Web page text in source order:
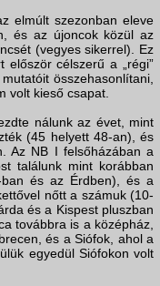
elmúlt szezonban eleve
és az újoncok közül az
(vegyes sikerrel). Ez
célszerű a „régi”
összehasonlítani,
volt kieső csapat.
nálunk az évet, mint
(45 helyett 48-an), és
Az NB I felsőházában a
találunk mint korábban
és az Érdben), és a
nőtt a számuk (10-
és a Kispest pluszban
továbbra is a középház,
és a Siófok, ahol a
egyedül Siófokon volt